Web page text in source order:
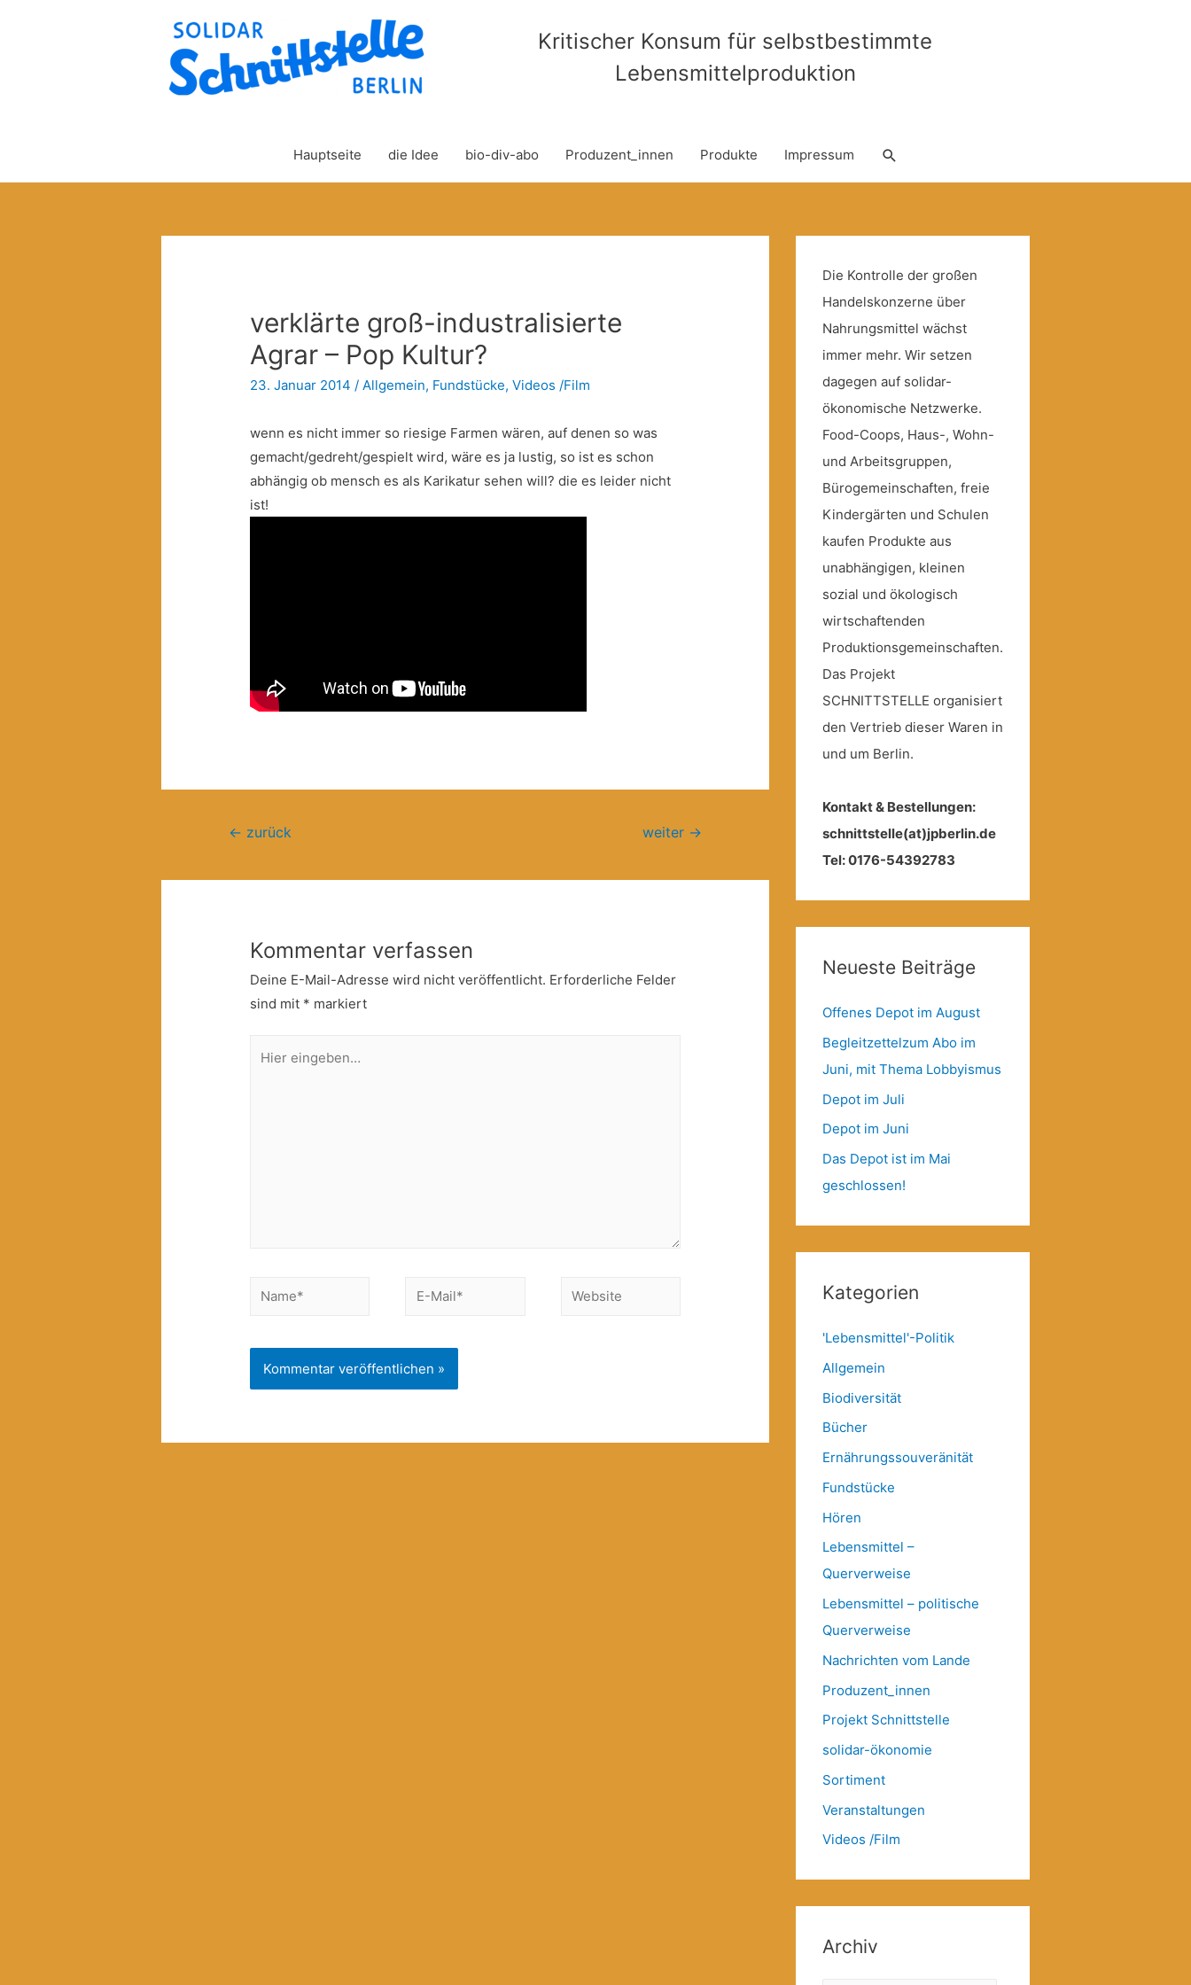
Kritischer Konsum für selbstbestimmte
Lebensmittelproduktion
Hauptseite die Idee bio-div-abo Produzent_innen Produkte Impressum Suche
verklärte groß-industralisierte
Agrar – Pop Kultur?
23. Januar 2014 /Allgemein, Fundstücke,Videos /Film
wenn es nicht immer so riesige Farmen wären, auf denen so was
gemacht/gedreht/gespielt wird, wäre es ja lustig, so ist es schon
abhängig ob mensch es als Karikatur sehen will? die es leider nicht
ist!
Beitragsnavigation
← zurück weiter →
Kommentar verfassen
Deine E-Mail-Adresse wird nicht veröffentlicht. Erforderliche Felder
sind mit * markiert
eingeben…
Name*
E-
Website
Die Kontrolle der großen
Handelskonzerne über
Nahrungsmittel wächst
immer mehr. Wir setzen
dagegen auf solidar-
ökonomische Netzwerke.
Food-Coops, Haus-, Wohn-
und Arbeitsgruppen,
Bürogemeinschaften, freie
Kindergärten und Schulen
kaufen Produkte aus
unabhängigen, kleinen
sozial und ökologisch
wirtschaftenden
Produktionsgemeinschaften.
Das Projekt
SCHNITTSTELLE organisiert
den Vertrieb dieser Waren in
und um Berlin.
Kontakt & Bestellungen:
schnittstelle(at)jpberlin.de
Tel: 0176-54392783
Neueste Beiträge
Offenes Depot im August
Begleitzettelzum Abo im
Juni, mit Thema Lobbyismus
Depot im Juli
Depot im Juni
Das Depot ist im Mai
geschlossen!
Kategorien
'Lebensmittel'-Politik
Allgemein
Biodiversität
Bücher
Ernährungssouveränität
Fundstücke
Hören
Lebensmittel –
Querverweise
Lebensmittel – politische
Querverweise
Nachrichten vom Lande
Produzent_innen
Projekt Schnittstelle
solidar-ökonomie
Sortiment
Veranstaltungen
Videos /Film
Archiv